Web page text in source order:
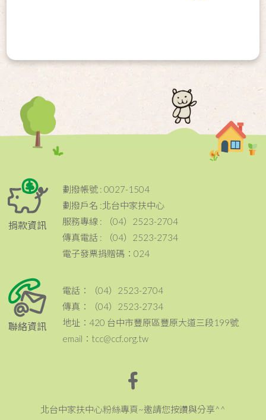
捐款資訊
劃撥帳號 : 0027-1504
劃撥戶名 :北台中家扶中心
服務專線 : （04）2523-2704
傳真電話 : （04）2523-2734
電子發票捐贈碼：024
聯絡資訊
電話：（04）2523-2704
傳真：（04）2523-2734
地址：420 台中市豐原區豐原大道三段199號
email：tcc@ccf.org.tw
北台中家扶中心粉絲專頁~邀請您按讚與分享^^